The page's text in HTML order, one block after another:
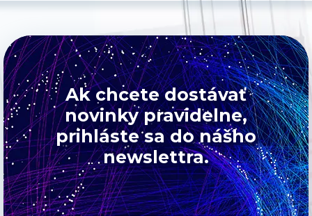
Ak chcete dostávať
novinky pravidelne,
prihláste sa do nášho
newslettra.